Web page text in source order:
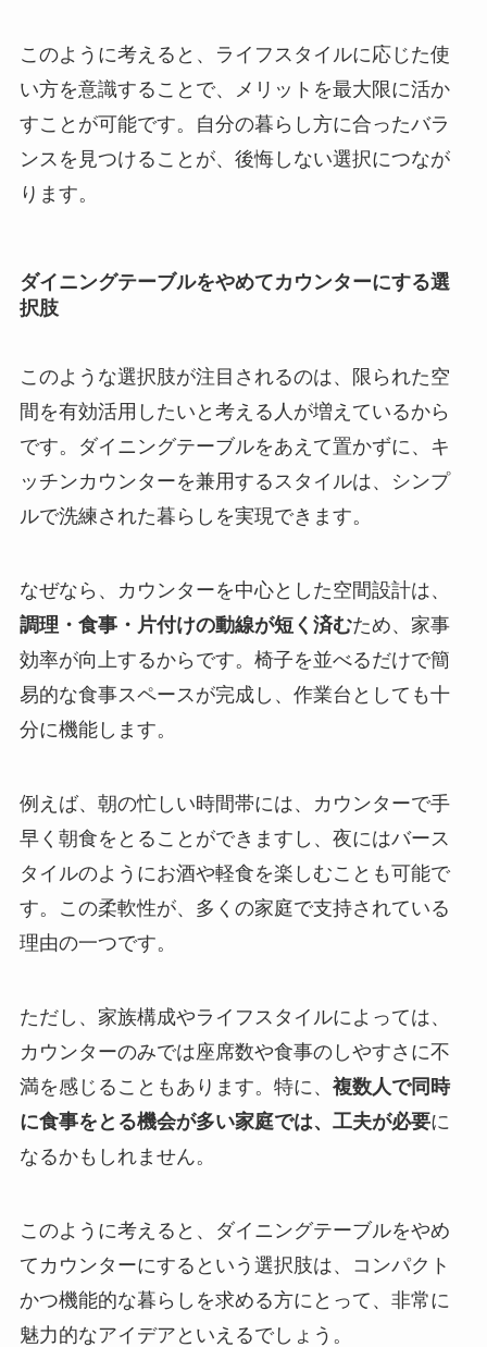
このように考えると、ライフスタイルに応じた使
い方を意識することで、メリットを最大限に活か
すことが可能です。自分の暮らし方に合ったバラ
ンスを見つけることが、後悔しない選択につなが
ります。
ダイニングテーブルをやめてカウンターにする選
択肢
このような選択肢が注目されるのは、限られた空
間を有効活用したいと考える人が増えているから
です。ダイニングテーブルをあえて置かずに、キ
ッチンカウンターを兼用するスタイルは、シンプ
ルで洗練された暮らしを実現できます。
なぜなら、カウンターを中心とした空間設計は、
調理・食事・片付けの動線が短く済むため、家事
効率が向上するからです。椅子を並べるだけで簡
易的な食事スペースが完成し、作業台としても十
分に機能します。
例えば、朝の忙しい時間帯には、カウンターで手
早く朝食をとることができますし、夜にはバース
タイルのようにお酒や軽食を楽しむことも可能で
す。この柔軟性が、多くの家庭で支持されている
理由の一つです。
ただし、家族構成やライフスタイルによっては、
カウンターのみでは座席数や食事のしやすさに不
満を感じることもあります。特に、 複数人で同時
に食事をとる機会が多い家庭では、工夫が必要に
なるかもしれません。
このように考えると、ダイニングテーブルをやめ
てカウンターにするという選択肢は、コンパクト
かつ機能的な暮らしを求める方にとって、非常に
魅力的なアイデアといえるでしょう。